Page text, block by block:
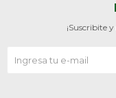
¡Suscribite